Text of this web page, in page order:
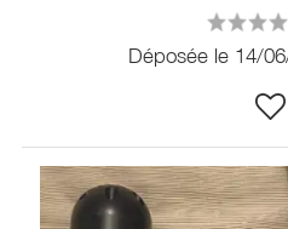
Déposée le 14/